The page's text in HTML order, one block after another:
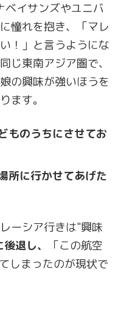
ベイサンズやユニバ
憧れを抱き、「マレ
！」と言うようにな
じ東南アジア圏で、
の興味が強いほうを
ます。
ものうちにさせてお
所に行かせてあげた
ーシア行きは"興味
退し、
「この航空
しまったのが現状で